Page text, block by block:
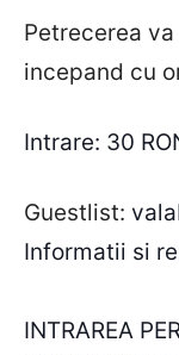
Petrecerea
incepand cu
Intrare: 30
Guestlist:
Informatii si
INTRAREA